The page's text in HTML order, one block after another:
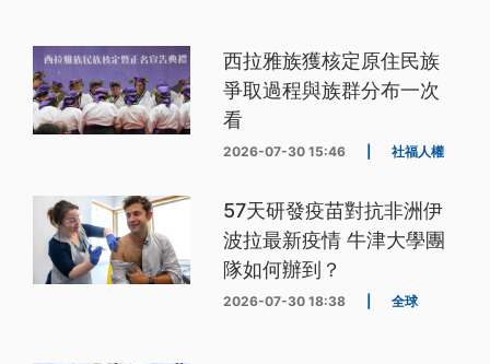
西拉雅族獲核定原住民族
爭取過程與族群分布一次
看
2026-07-30 15:46 社福人權
57天研發疫苗對抗非洲伊
波拉最新疫情 牛津大學團
隊如何辦到？
2026-07-30 18:38 全球